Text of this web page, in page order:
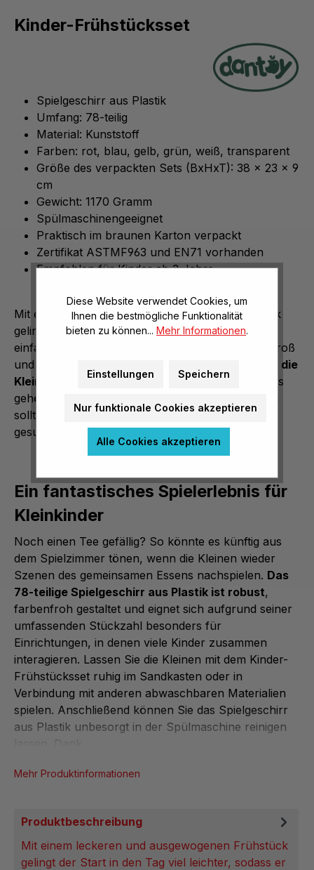
Kinder-Frühstücksset
Spielgeschirr aus Plastik
Umfang: 78-teilig
Material: Kunststoff
Farben: rot, blau, gelb, grün, weiß, transparent
Größe des verpackten Sets (BxHxT): 38 x 23 x 9
cm
Gewicht: 1170 Gramm
Spülmaschinengeeignet
Praktisch im braunen Karton verpackt
Zertifikat ASTMF963 und EN71 vorhanden
Empfohlen für Kinder ab 3 Jahre
Mit einem leckeren und ausgewogenen Frühstück
gelingt der Start in den Tag viel leichter, sodass er
einfach gut werden muss. Das gilt seit jeher für Groß
und Klein.
Mit dem Kinder-Frühstücksset lernen die
Kleinsten
, was zur wichtigsten Mahlzeit des Tages
gehört und wie das gemeinsame Essen stattfinden
sollte – ganz ohne Hektik, ungezwungen und
gesund.
Ein fantastisches Spielerlebnis für
Kleinkinder
Noch einen Tee gefällig? So könnte es künftig aus
dem Spielzimmer tönen, wenn die Kleinen wieder
Szenen des gemeinsamen Essens nachspielen. Das
78-teilige Spielgeschirr aus Plastik ist robust,
farbenfroh gestaltet und eignet sich aufgrund seiner
umfassenden Stückzahl besonders für
Einrichtungen, in denen viele Kinder zusammen
interagieren. Lassen Sie die Kleinen mit dem Kinder-
Frühstücksset ruhig im Sandkasten oder in
Verbindung mit anderen abwaschbaren Materialien
spielen. Anschließend können Sie das Spielgeschirr
aus Plastik unbesorgt in der Spülmaschine reinigen
Mehr Produktinformationen
Produktbeschreibung
Mit einem leckeren und ausgewogenen Frühstück
gelingt der Start in den Tag viel leichter, sodass er
Diese Website verwendet Cookies, um
Ihnen die bestmögliche Funktionalität
bieten zu können... Mehr Informationen.
Einstellungen Speichern
Nur funktionale Cookies akzeptieren
Alle Cookies akzeptieren